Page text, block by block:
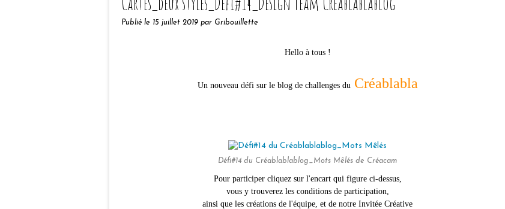
Publié le 15 juillet 2019 par Gribouillette
Hello à tous !
Un nouveau défi sur le blog de challenges du Créablabla
Défi#14 du Créablablablog_Mots Mêlés de Créacam
Pour participer cliquez sur l'encart qui figure ci-dessus,
vous y trouverez les conditions de participation,
ainsi que les créations de l'équipe, et de notre Invitée Créative